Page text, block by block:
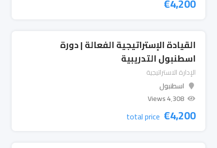
القيادة الإستراتيجية الفعالة | دورة
اسطنبول التدريبية
الإدارة الاستراتيجية
اسطنبول
4٬308 Views
€4,200
total price